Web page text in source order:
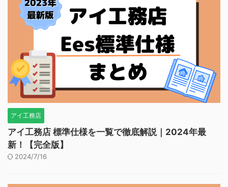
アイ工務店
アイ工務店 標準仕様を一覧で徹底解説｜2024年最
新！【完全版】
2024/7/16